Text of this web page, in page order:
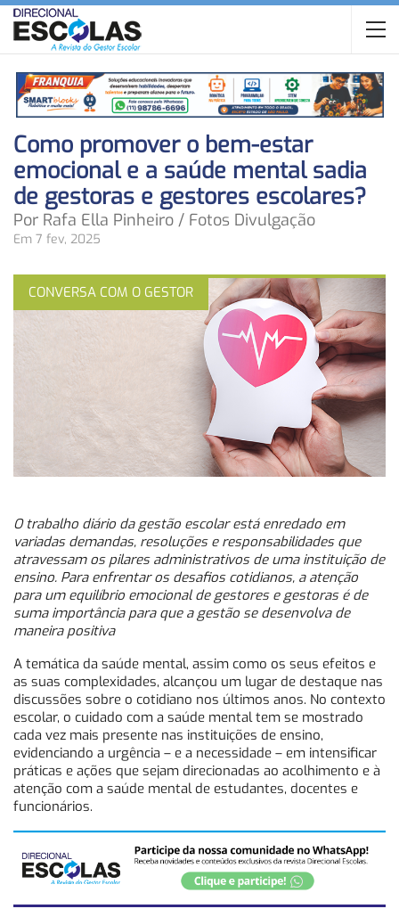
Como promover o bem-estar
emocional e a saúde mental sadia
de gestoras e gestores escolares?
Por Rafa Ella Pinheiro / Fotos Divulgação
Em 7 fev, 2025
CONVERSA COM O GESTOR
O trabalho diário da gestão escolar está enredado em
variadas demandas, resoluções e responsabilidades que
atravessam os pilares administrativos de uma instituição de
ensino. Para enfrentar os desafios cotidianos, a atenção
para um equilíbrio emocional de gestores e gestoras é de
suma importância para que a gestão se desenvolva de
maneira positiva
A temática da saúde mental, assim como os seus efeitos e
as suas complexidades, alcançou um lugar de destaque nas
discussões sobre o cotidiano nos últimos anos. No contexto
escolar, o cuidado com a saúde mental tem se mostrado
cada vez mais presente nas instituições de ensino,
evidenciando a urgência – e a necessidade – em intensificar
práticas e ações que sejam direcionadas ao acolhimento e à
atenção com a saúde mental de estudantes, docentes e
funcionários.